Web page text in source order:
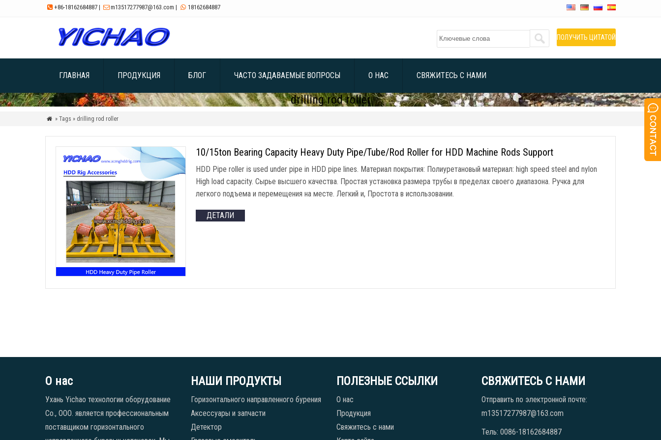
 +86-18162684887 | m13517277987@163.com |  18162684887
ПОЛУЧИТЬ ЦИТАТОЙ
ГЛАВНАЯ ПРОДУКЦИЯ БЛОГ ЧАСТО ЗАДАВАЕМЫЕ ВОПРОСЫ О НАС СВЯЖИТЕСЬ С НАМИ
drilling rod roller
 » Tags » drilling rod roller
10/15ton Bearing Capacity Heavy Duty Pipe/Tube/Rod Roller for HDD Machine Rods Support
HDD Pipe roller is used under pipe in HDD pipe lines. Материал покрытия: Полиуретановый материал:high speed steel and nylon
High load capacity. Сырье высшего качества. Простая установка размера трубы в пределах своего диапазона. Ручка для
легкого подъема и перемещения на месте. Легкий и, Простота в использовании.
ДЕТАЛИ
О нас
Ухань Yichao технологии оборудование
Co., ООО. является профессиональным
поставщиком горизонтального
НАШИ ПРОДУКТЫ
Горизонтального направленного бурения
Аксессуары и запчасти
Детектор
ПОЛЕЗНЫЕ ССЫЛКИ
О нас
Продукция
Свяжитесь с нами
СВЯЖИТЕСЬ С НАМИ
Отправить по электронной почте:
m13517277987@163.com
Тель: 0086-18162684887